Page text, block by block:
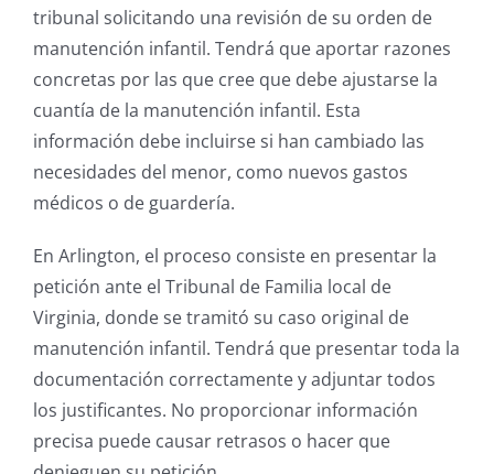
tribunal solicitando una revisión de su orden de
manutención infantil. Tendrá que aportar razones
concretas por las que cree que debe ajustarse la
cuantía de la manutención infantil. Esta
información debe incluirse si han cambiado las
necesidades del menor, como nuevos gastos
médicos o de guardería.
En Arlington, el proceso consiste en presentar la
petición ante el Tribunal de Familia local de
Virginia, donde se tramitó su caso original de
manutención infantil. Tendrá que presentar toda la
documentación correctamente y adjuntar todos
los justificantes. No proporcionar información
precisa puede causar retrasos o hacer que